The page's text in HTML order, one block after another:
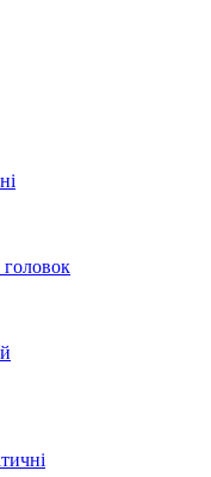
головок